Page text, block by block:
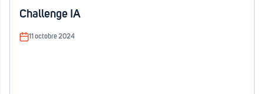
Challenge IA
11 octobre 2024